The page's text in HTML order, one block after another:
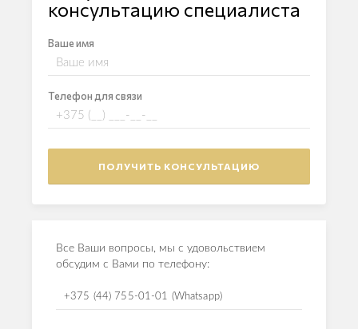
консультацию специалиста
Ваше имя
Телефон для связи
Все Ваши вопросы, мы с удовольствием
обсудим с Вами по телефону:
+375 (44) 755-01-01 (Whatsapp)